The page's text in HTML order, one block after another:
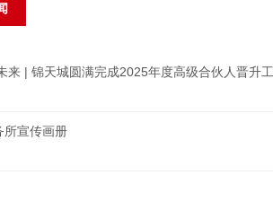
来 | 锦天城圆满完成2025年度高级合伙人晋升
所宣传画册